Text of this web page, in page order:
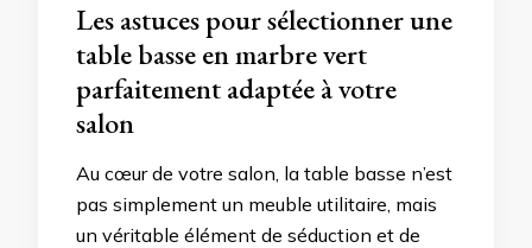
Les astuces pour sélectionner une
table basse en marbre vert
parfaitement adaptée à votre
salon
Au cœur de votre salon, la table basse n’est
pas simplement un meuble utilitaire, mais
un véritable élément de séduction et de